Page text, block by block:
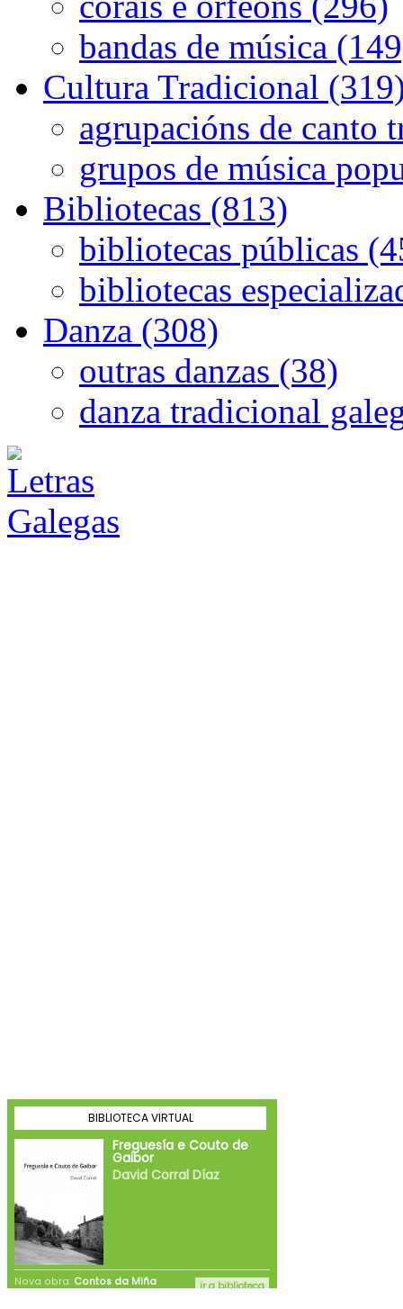
bandas de música
Cultura Tradicional
agrupacións de canto
grupos de música
Bibliotecas (813)
bibliotecas públicas
bibliotecas
Danza (308)
outras danzas (38)
danza tradicional